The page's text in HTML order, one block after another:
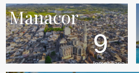
Manacor
9
Inmobiliaria